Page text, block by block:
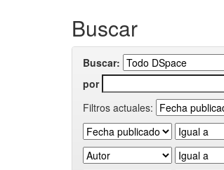
Buscar
Buscar:
por
Filtros actuales: